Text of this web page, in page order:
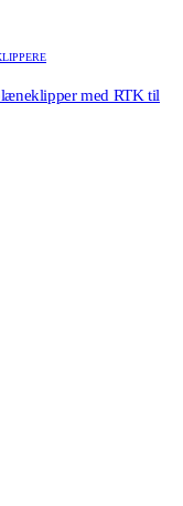
med RTK til